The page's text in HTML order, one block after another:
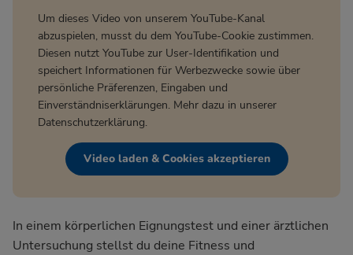
Um dieses Video von unserem YouTube-Kanal
abzuspielen, musst du dem YouTube-Cookie zustimmen.
Diesen nutzt YouTube zur User-Identifikation und
speichert Informationen für Werbezwecke sowie über
persönliche Präferenzen, Eingaben und
Einverständniserklärungen. Mehr dazu in unserer
Datenschutzerklärung.
Video laden & Cookies akzeptieren
In einem körperlichen Eignungstest und einer ärztlichen
Untersuchung stellst du deine Fitness und